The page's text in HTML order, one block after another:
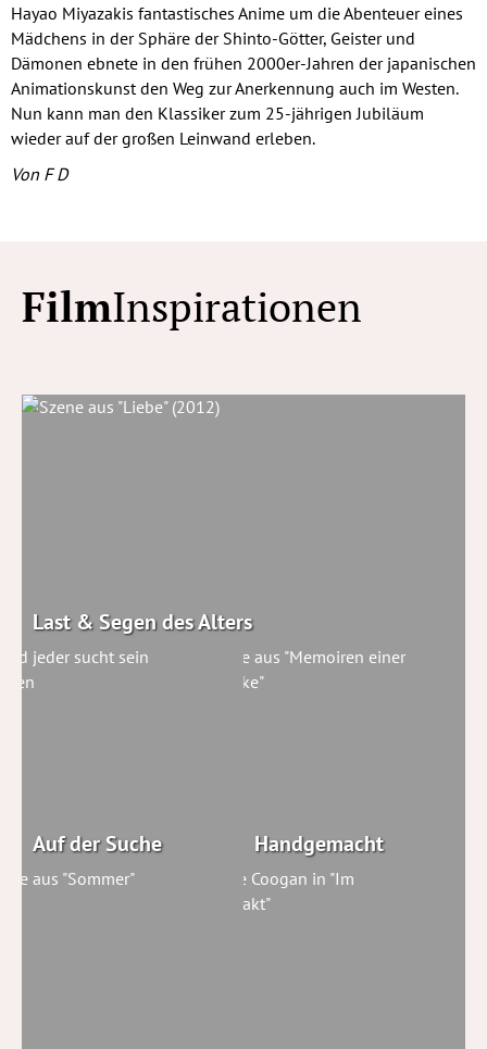
Hayao Miyazakis fantastisches Anime um die Abenteuer eines
Mädchens in der Sphäre der Shinto-Götter, Geister und
Dämonen ebnete in den frühen 2000er-Jahren der japanischen
Animationskunst den Weg zur Anerkennung auch im Westen.
Nun kann man den Klassiker zum 25-jährigen Jubiläum
wieder auf der großen Leinwand erleben.
Von F D
FilmInspirationen
Last & Segen des Alters
Auf der Suche Handgemacht